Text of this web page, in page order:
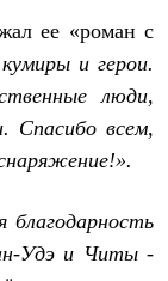
ее «роман с
и герои.
люди,
Спасибо всем,
благодарность
Удэ и Читы -